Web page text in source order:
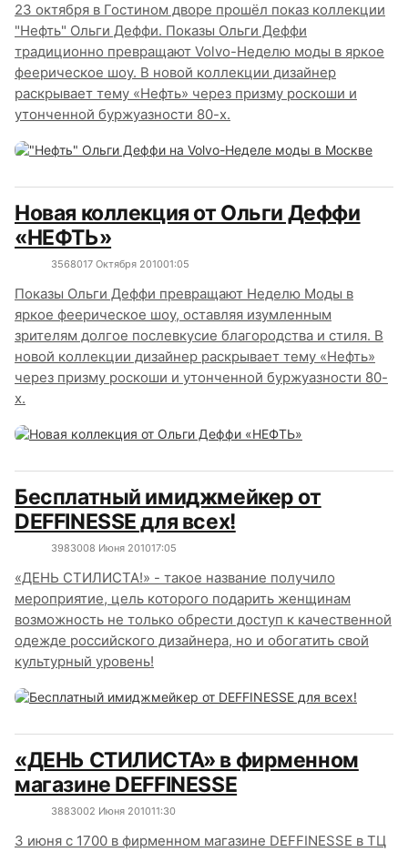
23 октября в Гостином дворе прошёл показ коллекции
"Нефть" Ольги Деффи. Показы Ольги Деффи
традиционно превращают Volvo-Неделю моды в яркое
феерическое шоу. В новой коллекции дизайнер
раскрывает тему «Нефть» через призму роскоши и
утонченной буржуазности 80-х.
Новая коллекция от Ольги Деффи
«НЕФТЬ»
3568017 Октября 201001:05
Показы Ольги Деффи превращают Неделю Моды в
яркое феерическое шоу, оставляя изумленным
зрителям долгое послевкусие благородства и стиля. В
новой коллекции дизайнер раскрывает тему «Нефть»
через призму роскоши и утонченной буржуазности 80-
х.
Бесплатный имиджмейкер от
DEFFINESSE для всех!
3983008 Июня 201017:05
«ДЕНЬ СТИЛИСТА!» - такое название получило
мероприятие, цель которого подарить женщинам
возможность не только обрести доступ к качественной
одежде российского дизайнера, но и обогатить свой
культурный уровень!
«ДЕНЬ СТИЛИСТА» в фирменном
магазине DEFFINESSE
3883002 Июня 201011:30
3 июня с 1700 в фирменном магазине DEFFINESSE в ТЦ